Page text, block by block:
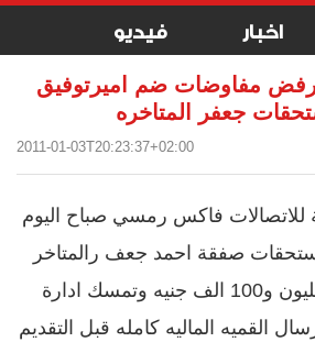
اخبار فيديو
مفاوضات ضم اميرتوفيق
جعفر المتاخره
2011-01-03T20:23:37+02:00
للاتصالات فاكس رمسي صباح اليوم
صفقة احمد جعف رالمتاخر
والتي تصل الي مليون و100 الف جنيه وتمسك ادارة
القميه الماليه كامله قبل التقديم